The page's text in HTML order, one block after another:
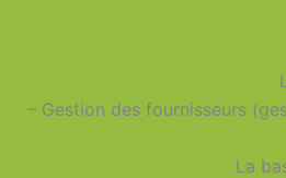
– Gestion des fournisseurs
La